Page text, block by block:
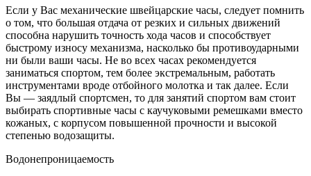
Если у Вас механические швейцарские часы, следует помнить
о том, что большая отдача от резких и сильных движений
способна нарушить точность хода часов и способствует
быстрому износу механизма, насколько бы противоударными
ни были ваши часы. Не во всех часах рекомендуется
заниматься спортом, тем более экстремальным, работать
инструментами вроде отбойного молотка и так далее. Если
Вы — заядлый спортсмен, то для занятий спортом вам стоит
выбирать спортивные часы с каучуковыми ремешками вместо
кожаных, с корпусом повышенной прочности и высокой
степенью водозащиты.
Водонепроницаемость